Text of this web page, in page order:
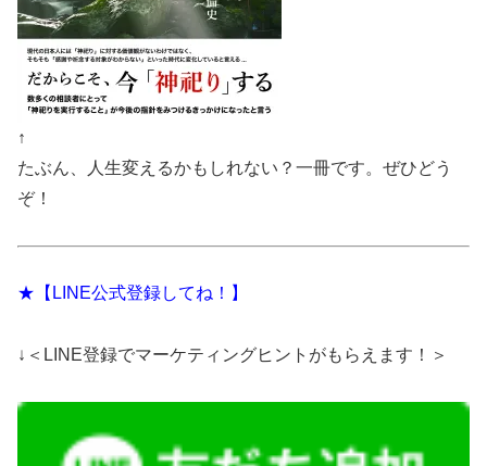
↑
たぶん、人生変えるかもしれない？一冊です。ぜひどう
ぞ！
★【LINE公式登録してね！】
↓＜LINE登録でマーケティングヒントがもらえます！＞